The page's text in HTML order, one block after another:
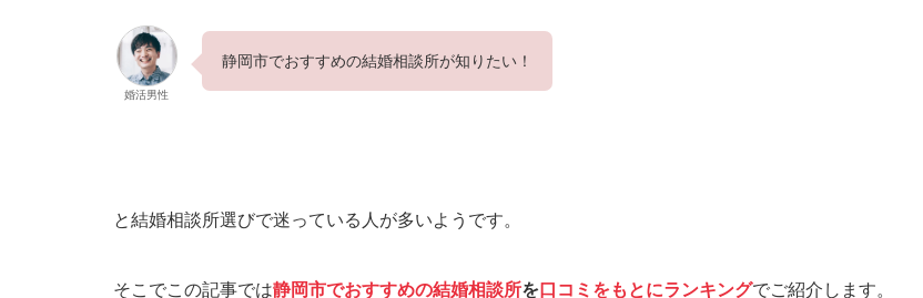
婚活男性
静岡市でおすすめの結婚相談所が知りたい！
と結婚相談所選びで迷っている人が多いようです。
そこでこの記事では静岡市でおすすめの結婚相談所を口コミをもとにランキングでご紹介します。